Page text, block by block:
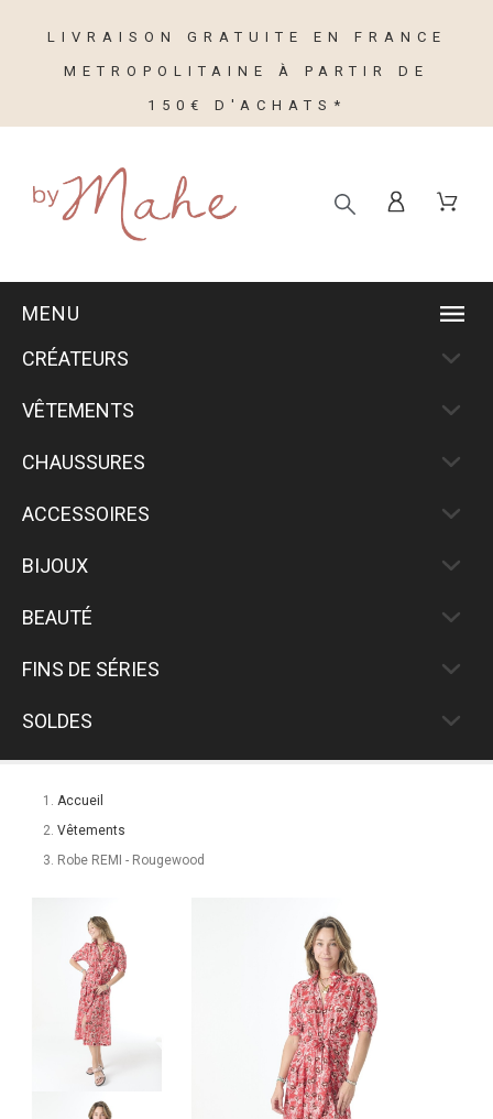
LIVRAISON GRATUITE EN FRANCE
METROPOLITAINE À PARTIR DE
150€ D'ACHATS*
MENU
CRÉATEURS
VÊTEMENTS
CHAUSSURES
ACCESSOIRES
BIJOUX
BEAUTÉ
FINS DE SÉRIES
SOLDES
Accueil
Vêtements
Robe REMI - Rougewood